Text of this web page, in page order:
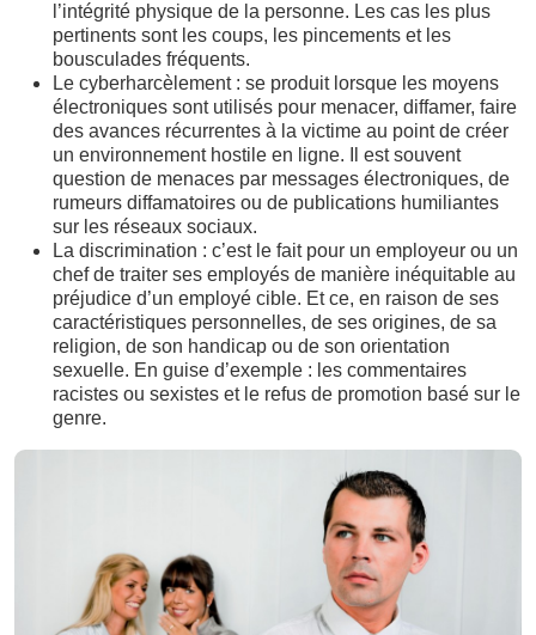
l’intégrité physique de la personne. Les cas les plus
pertinents sont les coups, les pincements et les
bousculades fréquents.
Le cyberharcèlement : se produit lorsque les moyens
électroniques sont utilisés pour menacer, diffamer, faire
des avances récurrentes à la victime au point de créer
un environnement hostile en ligne. Il est souvent
question de menaces par messages électroniques, de
rumeurs diffamatoires ou de publications humiliantes
sur les réseaux sociaux.
La discrimination : c’est le fait pour un employeur ou un
chef de traiter ses employés de manière inéquitable au
préjudice d’un employé cible. Et ce, en raison de ses
caractéristiques personnelles, de ses origines, de sa
religion, de son handicap ou de son orientation
sexuelle. En guise d’exemple : les commentaires
racistes ou sexistes et le refus de promotion basé sur le
genre.